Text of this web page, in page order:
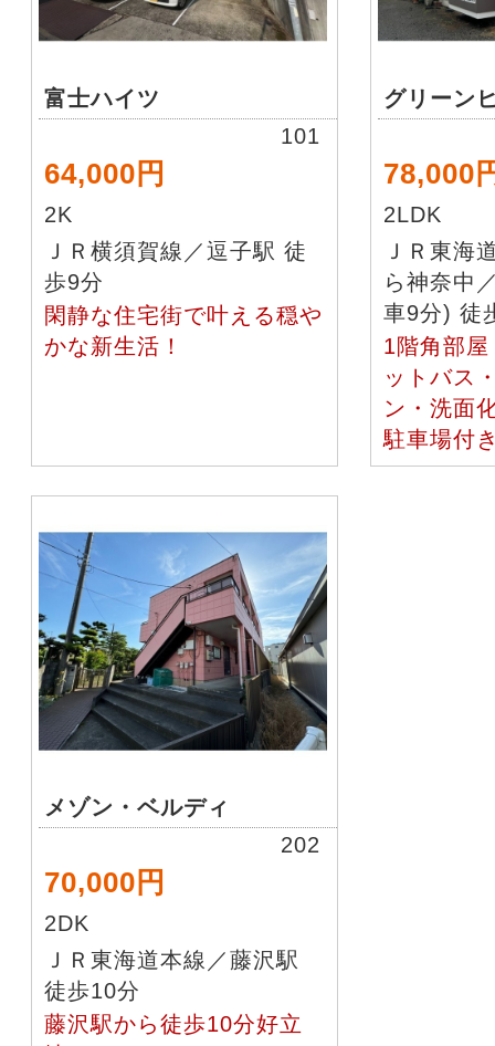
富士ハイツ
101
64,000円
2K
ＪＲ横須賀線／逗子駅 徒
歩9分
閑静な住宅街で叶える穏や
かな新生活！
グリーン
78,000
2LDK
ＪＲ東海
ら神奈中
車9分) 徒
1階角部
ットバス
ン・洗面
駐車場付
メゾン・ベルディ
202
70,000円
2DK
ＪＲ東海道本線／藤沢駅
徒歩10分
藤沢駅から徒歩10分好立